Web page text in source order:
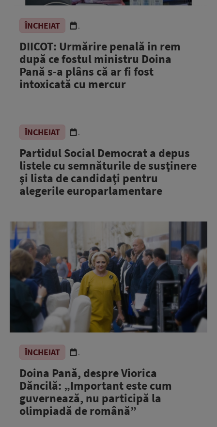
ÎNCHEIAT .
DIICOT: Urmărire penală in rem
după ce fostul ministru Doina
Pană s-a plâns că ar fi fost
intoxicată cu mercur
ÎNCHEIAT .
Partidul Social Democrat a depus
listele cu semnăturile de susţinere
şi lista de candidaţi pentru
alegerile europarlamentare
ÎNCHEIAT .
Doina Pană, despre Viorica
Dăncilă: „Important este cum
guvernează, nu participă la
olimpiadă de română”